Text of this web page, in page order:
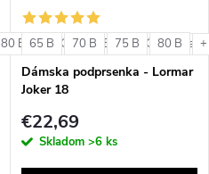
80 B 80 C 85 B 85 C +
65 B 70 B 75 B 80 B
Dámska podprsenka - Lormar
Joker 18
€22,69
Skladom >6 ks